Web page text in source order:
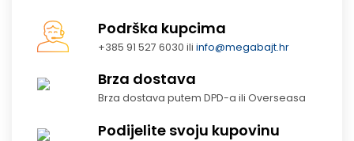
Podrška kupcima
+385 91 527 6030 iliinfo@megabajt.hr
Brza dostava
Brza dostava putem DPD-a ili Overseasa
Podijelite svoju kupovinu